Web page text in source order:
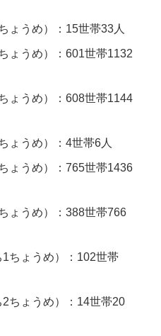
ょうめ）：15世帯33人
ょうめ）：601世帯1132
ょうめ）：608世帯1144
ょうめ）：4世帯6人
ょうめ）：765世帯1436
ょうめ）：388世帯766
ちょうめ）：102世帯
ちょうめ）：14世帯20